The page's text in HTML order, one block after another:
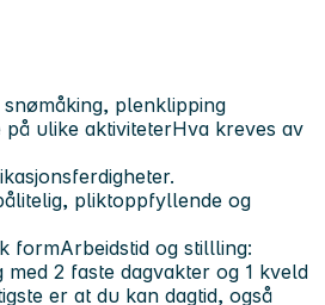
plenklipping
på ulike aktiviteterHva kreves av
pliktoppfyllende og
formArbeidstid og stillling:
2 faste dagvakter og 1 kveld
er at du kan dagtid, også